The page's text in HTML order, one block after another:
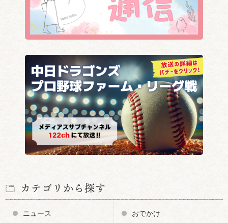
カテゴリから探す
ニュース おでかけ